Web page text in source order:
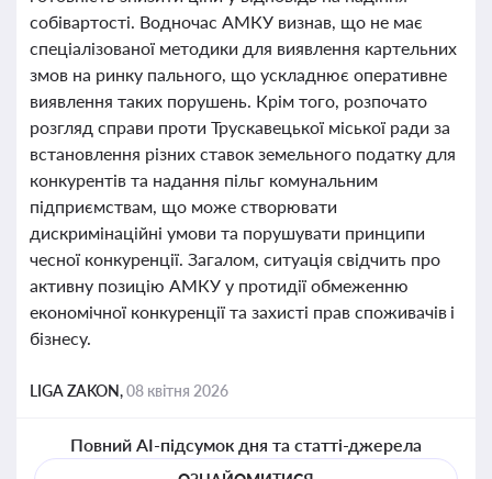
собівартості. Водночас АМКУ визнав, що не має
спеціалізованої методики для виявлення картельних
змов на ринку пального, що ускладнює оперативне
виявлення таких порушень. Крім того, розпочато
розгляд справи проти Трускавецької міської ради за
встановлення різних ставок земельного податку для
конкурентів та надання пільг комунальним
підприємствам, що може створювати
дискримінаційні умови та порушувати принципи
чесної конкуренції. Загалом, ситуація свідчить про
активну позицію АМКУ у протидії обмеженню
економічної конкуренції та захисті прав споживачів і
бізнесу.
LIGA ZAKON,08 квітня 2026
Повний AI-підсумок дня та статті-джерела